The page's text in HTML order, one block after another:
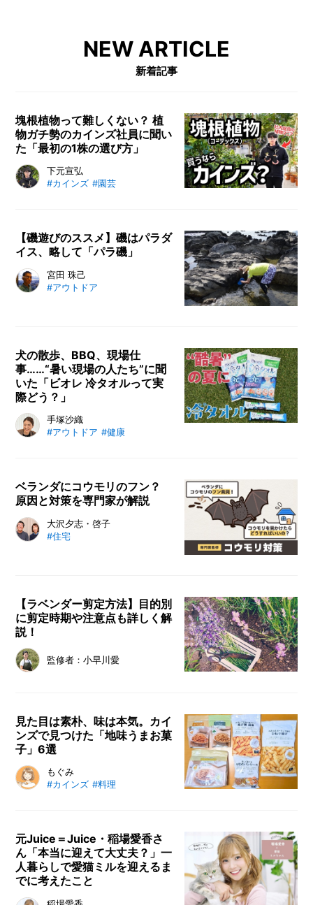
NEW ARTICLE
新着記事
塊根植物って難しくない？ 植
物ガチ勢のカインズ社員に聞い
た「最初の1株の選び方」
下元宣弘
#カインズ #園芸
【磯遊びのススメ】磯はパラダ
イス、略して「パラ磯」
宮田 珠己
#アウトドア
犬の散歩、BBQ、現場仕
事……“暑い現場の人たち”に聞
いた「ビオレ 冷タオルって実
際どう？」
手塚沙織
#アウトドア #健康
ベランダにコウモリのフン？
原因と対策を専門家が解説
大沢夕志・啓子
#住宅
【ラベンダー剪定方法】目的別
に剪定時期や注意点も詳しく解
説！
監修者：小早川愛
見た目は素朴、味は本気。カイ
ンズで見つけた「地味うまお菓
子」6選
もぐみ
#カインズ #料理
元Juice＝Juice・稲場愛香さ
ん「本当に迎えて大丈夫？」一
人暮らしで愛猫ミルを迎えるま
でに考えたこと